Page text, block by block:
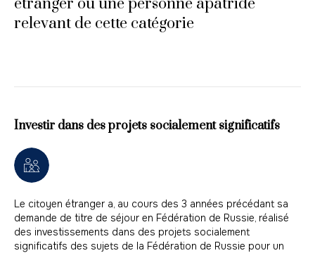
étranger ou une personne apatride
relevant de cette catégorie
Investir dans des projets socialement significatifs
Le citoyen étranger a, au cours des 3 années précédant sa
demande de titre de séjour en Fédération de Russie, réalisé
des investissements dans des projets socialement
significatifs des sujets de la Fédération de Russie pour un